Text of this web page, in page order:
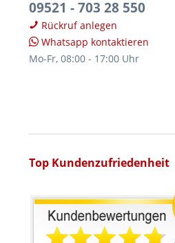
09521 - 703 28 550
Rückruf anlegen
Whatsapp kontaktieren
Mo-Fr, 08:00 - 17:00 Uhr
Top Kundenzufriedenheit